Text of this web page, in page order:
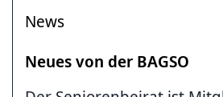
News
Neues von der BAGSO